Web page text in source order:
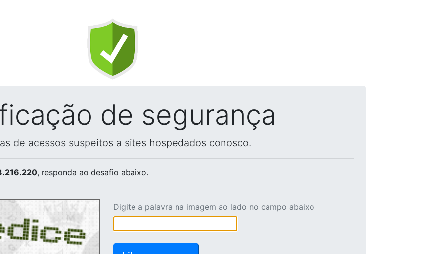
de segurança
de acessos suspeitos a sites hospedados conosco.
, responda ao desafio abaixo.
Digite a palavra na imagem ao lado no campo abaixo